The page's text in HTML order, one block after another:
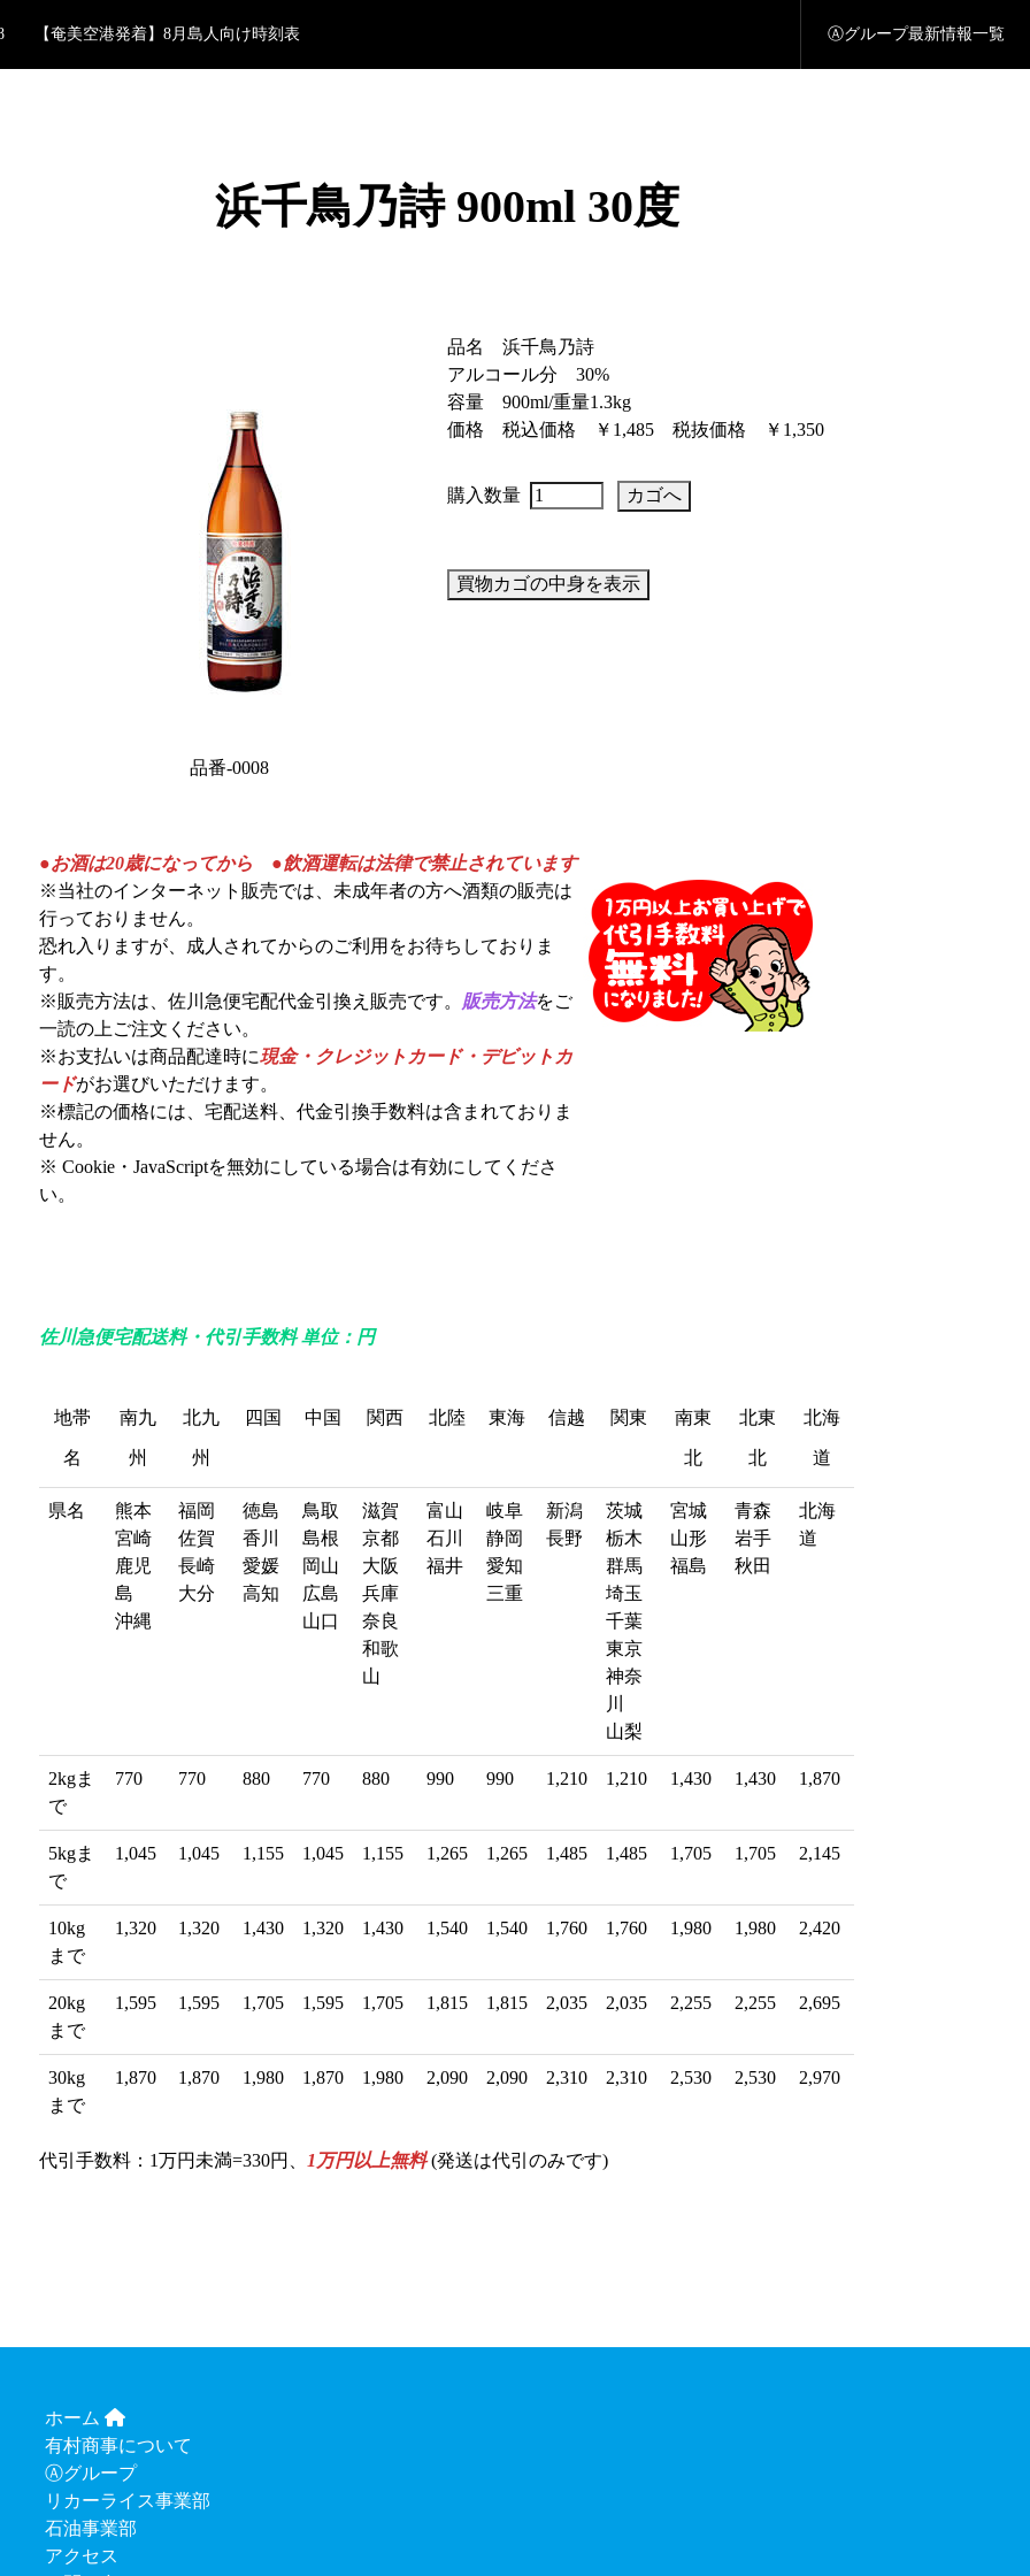
【奄美空港発着】8月島人向け時刻表
フェリーあけぼの/フェリーWi-Fiのご案内
【奄美空港発着】8月島人向け時刻表
Ⓐグループ最新情報一覧
浜千鳥乃詩 900ml 30度
品番-0008
品名 浜千鳥乃詩
アルコール分 30%
容量 900ml/重量1.3kg
価格 税込価格 ￥1,485 税抜価格 ￥1,350
購入数量
●お酒は20歳になってから ●飲酒運転は法律で禁止されています
※当社のインターネット販売では、未成年者の方へ酒類の販売は
行っておりません。
恐れ入りますが、成人されてからのご利用をお待ちしておりま
す。
※販売方法は、佐川急便宅配代金引換え販売です。 販売方法をご
一読の上ご注文ください。
※お支払いは商品配達時に現金・クレジットカード・デビットカ
ードがお選びいただけます。
※標記の価格には、宅配送料、代金引換手数料は含まれておりま
せん。
※ Cookie・JavaScriptを無効にしている場合は有効にしてくださ
い。
佐川急便宅配送料・代引手数料 単位：円
地帯
名
南九
州
北九
州
四国 中国 関西 北陸 東海 信越 関東 南東
北
北東
北
北海
道
地帯 南九
州
北九
州
四国 中国 関西 北陸 東海 信越 関東 南東
北
北東
北
北海
道
県名
熊本
宮崎
鹿児
島
沖縄
福岡
佐賀
長崎
大分
徳島
香川
愛媛
高知
鳥取
島根
岡山
広島
山口
滋賀
京都
大阪
兵庫
奈良
和歌
山
富山
石川
福井
岐阜
静岡
愛知
三重
新潟
長野
茨城
栃木
群馬
埼玉
千葉
東京
神奈
川
山梨
宮城
山形
福島
青森
岩手
秋田
北海
道
2kgま
で
770 770 880 770 880 990 990 1,210 1,210 1,430 1,430 1,870
5kgま
で
1,045 1,045 1,155 1,045 1,155 1,265 1,265 1,485 1,485 1,705 1,705 2,145
10kg
まで
1,320 1,320 1,430 1,320 1,430 1,540 1,540 1,760 1,760 1,980 1,980 2,420
20kg
まで
1,595 1,595 1,705 1,595 1,705 1,815 1,815 2,035 2,035 2,255 2,255 2,695
30kg
まで
1,870 1,870 1,980 1,870 1,980 2,090 2,090 2,310 2,310 2,530 2,530 2,970
代引手数料：1万円未満=330円、 1万円以上無料(発送は代引のみです)
ホーム
有村商事について
Ⓐグループ
リカーライス事業部
石油事業部
アクセス